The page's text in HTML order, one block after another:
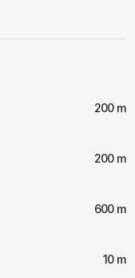
200 m
200 m
600 m
10 m